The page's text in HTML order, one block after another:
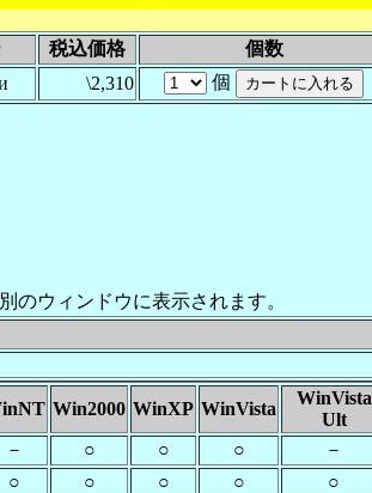
税込価格
個数
\2,310 個
のウィンドウに表示されます。
Win2000 WinXP WinVista
WinVista
Ult
－ ○ ○ ○
－
○ ○ ○ ○
○